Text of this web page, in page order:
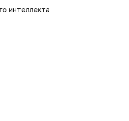
интеллекта